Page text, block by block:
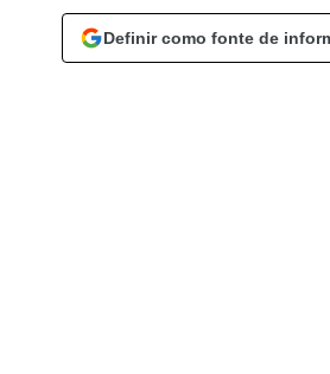
Definir como fonte de